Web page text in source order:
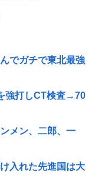
でガチで東北最強
強打しCT検査→70
メン、二郎、一
入れた先進国は大